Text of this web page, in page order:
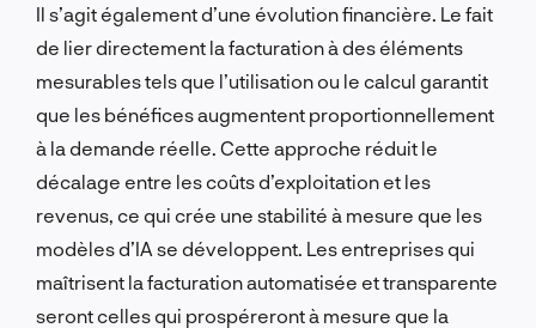
Il s’agit également d’une évolution financière. Le fait
de lier directement la facturation à des éléments
mesurables tels que l’utilisation ou le calcul garantit
que les bénéfices augmentent proportionnellement
à la demande réelle. Cette approche réduit le
décalage entre les coûts d’exploitation et les
revenus, ce qui crée une stabilité à mesure que les
modèles d’IA se développent. Les entreprises qui
maîtrisent la facturation automatisée et transparente
seront celles qui prospéreront à mesure que la